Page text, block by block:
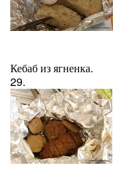
Кебаб из ягненка.
29.